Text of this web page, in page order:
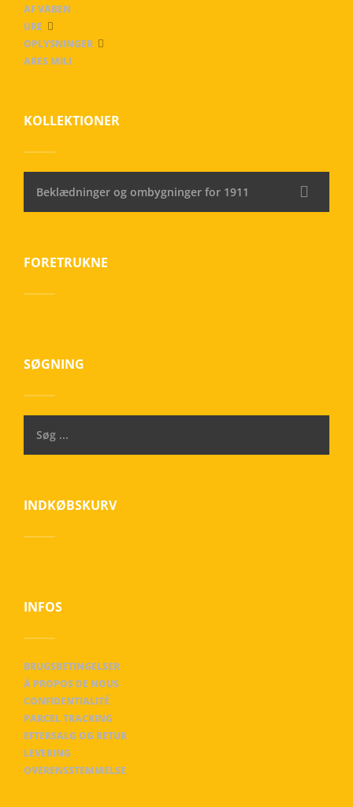
AF VÅBEN
URE
OPLYSNINGER
ARES MILI
KOLLEKTIONER
Beklædninger og ombygninger for 1911
FORETRUKNE
SØGNING
INDKØBSKURV
INFOS
BRUGSBETINGELSER
À PROPOS DE NOUS
CONFIDENTIALITÉ
PARCEL TRACKING
EFTERSALG OG RETUR
LEVERING
OVERENSSTEMMELSE